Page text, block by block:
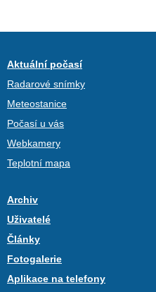
Aktuální počasí
Radarové snímky
Meteostanice
Počasí u vás
Webkamery
Teplotní mapa
Archiv
Uživatelé
Články
Fotogalerie
Aplikace na telefony